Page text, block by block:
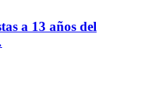
a 13 años del